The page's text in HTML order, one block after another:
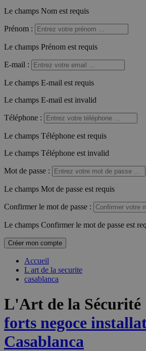
Le champs Nom est requis
Prénom :
Le champs Prénom est requis
E-mail :
Le champs E-mail est requis
Le champs E-mail est invalid
Téléphone :
Le champs Téléphone est requis
Le champs Téléphone est invalid
Mot de passe :
Le champs Mot de passe est requis
Confirmer le mot de passe :
Le champs Confirmer le mot de passe est
Créer mon compte
Accueil
L art de la securite
casablanca
L'Art de la Sécurité
forts negoce
Casablanca